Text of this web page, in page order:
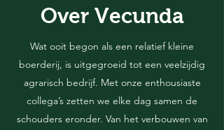
Over Vecunda
Wat ooit begon als een relatief kleine
boerderij, is uitgegroeid tot een veelzijdig
agrarisch bedrijf. Met onze enthousiaste
collega’s zetten we elke dag samen de
schouders eronder. Van het verbouwen van